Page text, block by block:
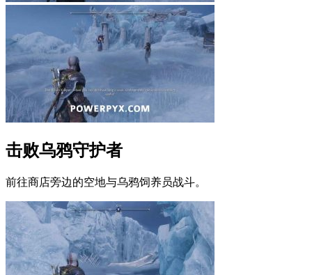
击败乌鸦守护者
前往商店旁边的空地与乌鸦饲养员战斗。